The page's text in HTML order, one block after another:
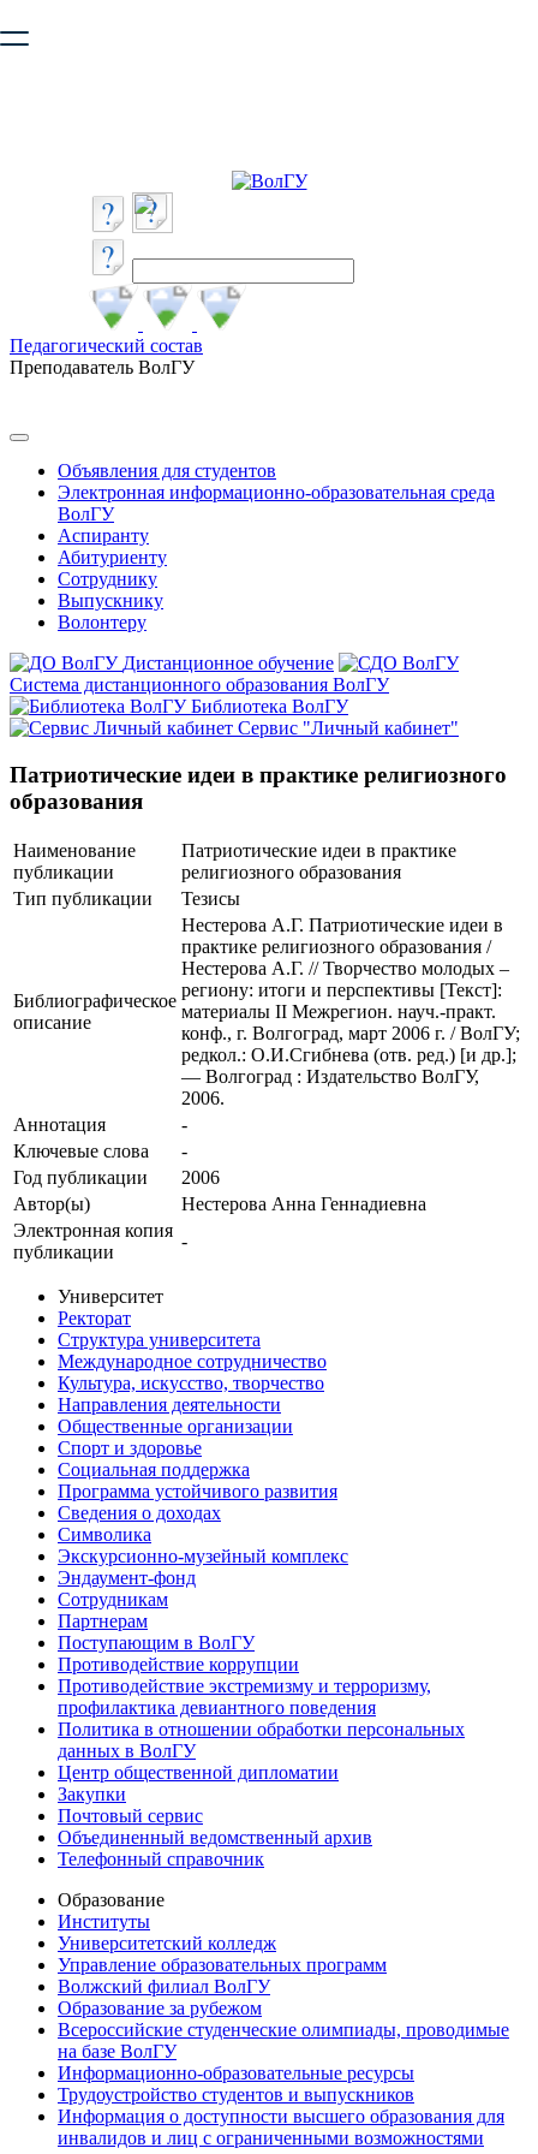
безопасную работу с сайтом. Пожалуйста
Педагогический состав
Преподаватель ВолГУ
Объявления для студентов
Электронная информационно-образовательная среда
ВолГУ
Аспиранту
Абитуриенту
Сотруднику
Выпускнику
Волонтеру
Дистанционное обучение
Система дистанционного образования ВолГУ
Библиотека ВолГУ
Сервис "Личный кабинет"
Патриотические идеи в практике религиозного
образования
Наименование
публикации
Патриотические идеи в практике
религиозного образования
Тип публикации
Тезисы
Библиографическое
описание
Нестерова А.Г. Патриотические идеи в
практике религиозного образования /
Нестерова А.Г. // Творчество молодых –
региону: итоги и перспективы [Текст]:
материалы II Межрегион. науч.-практ.
конф., г. Волгоград, март 2006 г. / ВолГУ;
редкол.: О.И.Сгибнева (отв. ред.) [и др.];
— Волгоград : Издательство ВолГУ,
2006.
Аннотация
-
Ключевые cлова
-
Год публикации
2006
Автор(ы)
Нестерова Анна Геннадиевна
Электронная копия
публикации
-
Университет
Ректорат
Структура университета
Международное сотрудничество
Культура, искусство, творчество
Направления деятельности
Общественные организации
Спорт и здоровье
Социальная поддержка
Программа устойчивого развития
Сведения о доходах
Символика
Экскурсионно-музейный комплекс
Эндаумент-фонд
Сотрудникам
Партнерам
Поступающим в ВолГУ
Противодействие коррупции
Противодействие экстремизму и терроризму,
профилактика девиантного поведения
Политика в отношении обработки персональных
данных в ВолГУ
Центр общественной дипломатии
Закупки
Почтовый сервис
Объединенный ведомственный архив
Телефонный справочник
Образование
Институты
Университетский колледж
Управление образовательных программ
Волжский филиал ВолГУ
Образование за рубежом
Всероссийские студенческие олимпиады, проводимые
на базе ВолГУ
Информационно-образовательные ресурсы
Трудоустройство студентов и выпускников
Информация о доступности высшего образования для
инвалидов и лиц с ограниченными возможностями